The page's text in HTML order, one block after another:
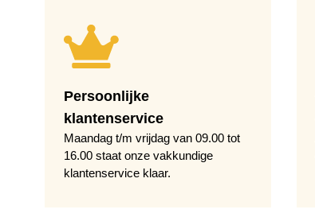
Persoonlijke
klantenservice
Maandag t/m vrijdag van 09.00 tot
16.00 staat onze vakkundige
klantenservice klaar.